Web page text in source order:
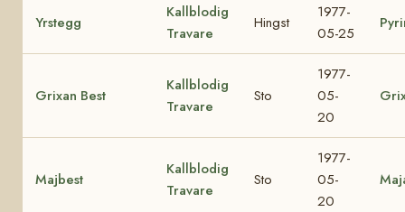
Yrstegg
Kallblodig
Travare
Hingst
1977-
05-25
Grixan Best
Kallblodig
Travare
Sto
1977-
05-
20
Majbest
Kallblodig
Travare
Sto
1977-
05-
20